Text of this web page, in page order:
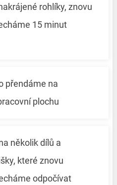
rohlíky, znovu
15 minut
přendáme na
plochu
několik dílů a
které znovu
odpočívat